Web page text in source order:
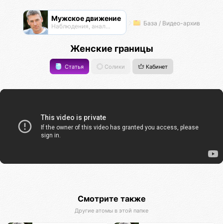
Мужское движение
Наблюдения, анализ, обсуждения База / Видео-архив
Женские границы
Статья Солики Кабинет
Смотрите также
Другие атомы в этой папке